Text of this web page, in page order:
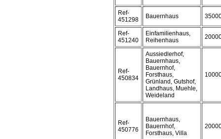
Ref-
451298
Bauernhaus
Ref-
451240
Einfamilienhaus,
Reihenhaus
Ref-
450834
Aussiedlerhof,
Bauernhaus,
Bauernhof,
Forsthaus,
Grünland, Gutshof,
Landhaus, Muehle,
Weideland
Ref-
450776
Bauernhaus,
Bauernhof,
Forsthaus, Villa